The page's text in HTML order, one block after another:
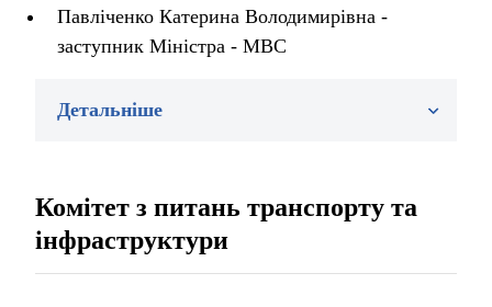
Павліченко Катерина Володимирівна -
заступник Міністра - МВС
Детальніше
Комітет з питань транспорту та
інфраструктури